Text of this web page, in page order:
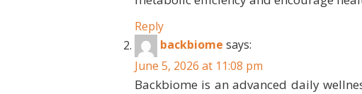
Reply
backbiome says:
June 5, 2026 at 11:08 pm
Backbiome is an advanced daily